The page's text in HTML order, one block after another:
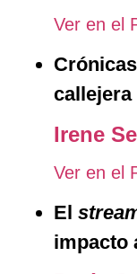
Ver en el
callejera
Irene
Ver en el
El
impacto